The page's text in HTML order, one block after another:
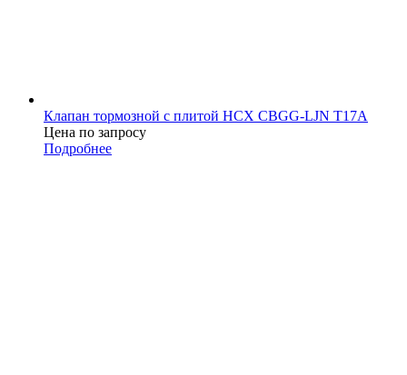
Клапан тормозной с плитой НСХ CBGG-LJN T17А
Цена по запросу
Подробнее